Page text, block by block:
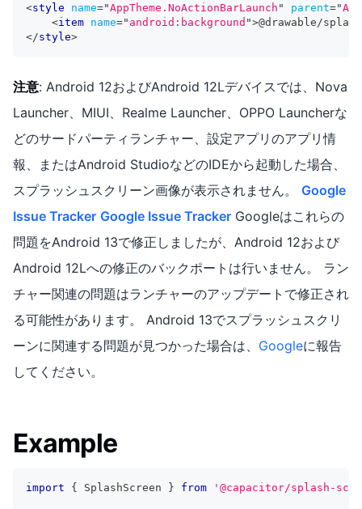
<style name="AppTheme.NoActionBarLaunch " parent="
<item name=" android:background ">@drawable/splash
</style>
注意: Android 12およびAndroid 12Lデバイスでは、Nova
Launcher、MIUI、Realme Launcher、OPPO Launcherな
どのサードパーティランチャー、設定アプリのアプリ情
報、またはAndroid StudioなどのIDEから起動した場合、
スプラッシュスクリーン画像が表示されません。 Google
Issue Tracker Google Issue Tracker Googleはこれらの
問題をAndroid 13で修正しましたが、Android 12および
Android 12Lへの修正のバックポートは行いません。 ラン
チャー関連の問題はランチャーのアップデートで修正され
る可能性があります。 Android 13でスプラッシュスクリ
ーンに関連する問題が見つかった場合は、 Googleに報告
してください。
Example
import { SplashScreen } from '@capacitor/splash-